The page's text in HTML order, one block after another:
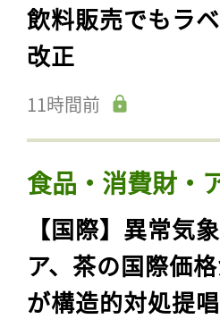
飲料販売でもラ
改正
11時間前
食品・消費財・
【国際】異常気
ア、茶の国際価
が構造的対処提唱